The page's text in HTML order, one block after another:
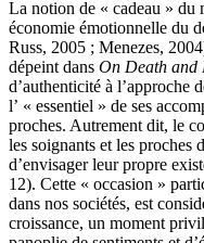
La notion de « cadeau » du
économie émotionnelle du
Russ, 2005 ; Menezes,
dépeint dans On Death and
d’authenticité à l’approche
l’ « essentiel » de ses
proches. Autrement dit, le
les soignants et les proches
d’envisager leur propre
12). Cette « occasion »
dans nos sociétés, est
croissance, un moment